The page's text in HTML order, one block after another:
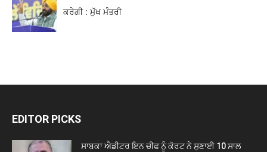
ਕਰੇਗੀ : ਮੁੱਖ ਮੰਤਰੀ
EDITOR PICKS
ਸਾਬਕਾ ਐਡੀਟਰ ਇਨ ਚੀਫ ਨੂੰ ਕੋਰਟ ਨੇ ਸੁਣਾਈ 10 ਸਾਲ